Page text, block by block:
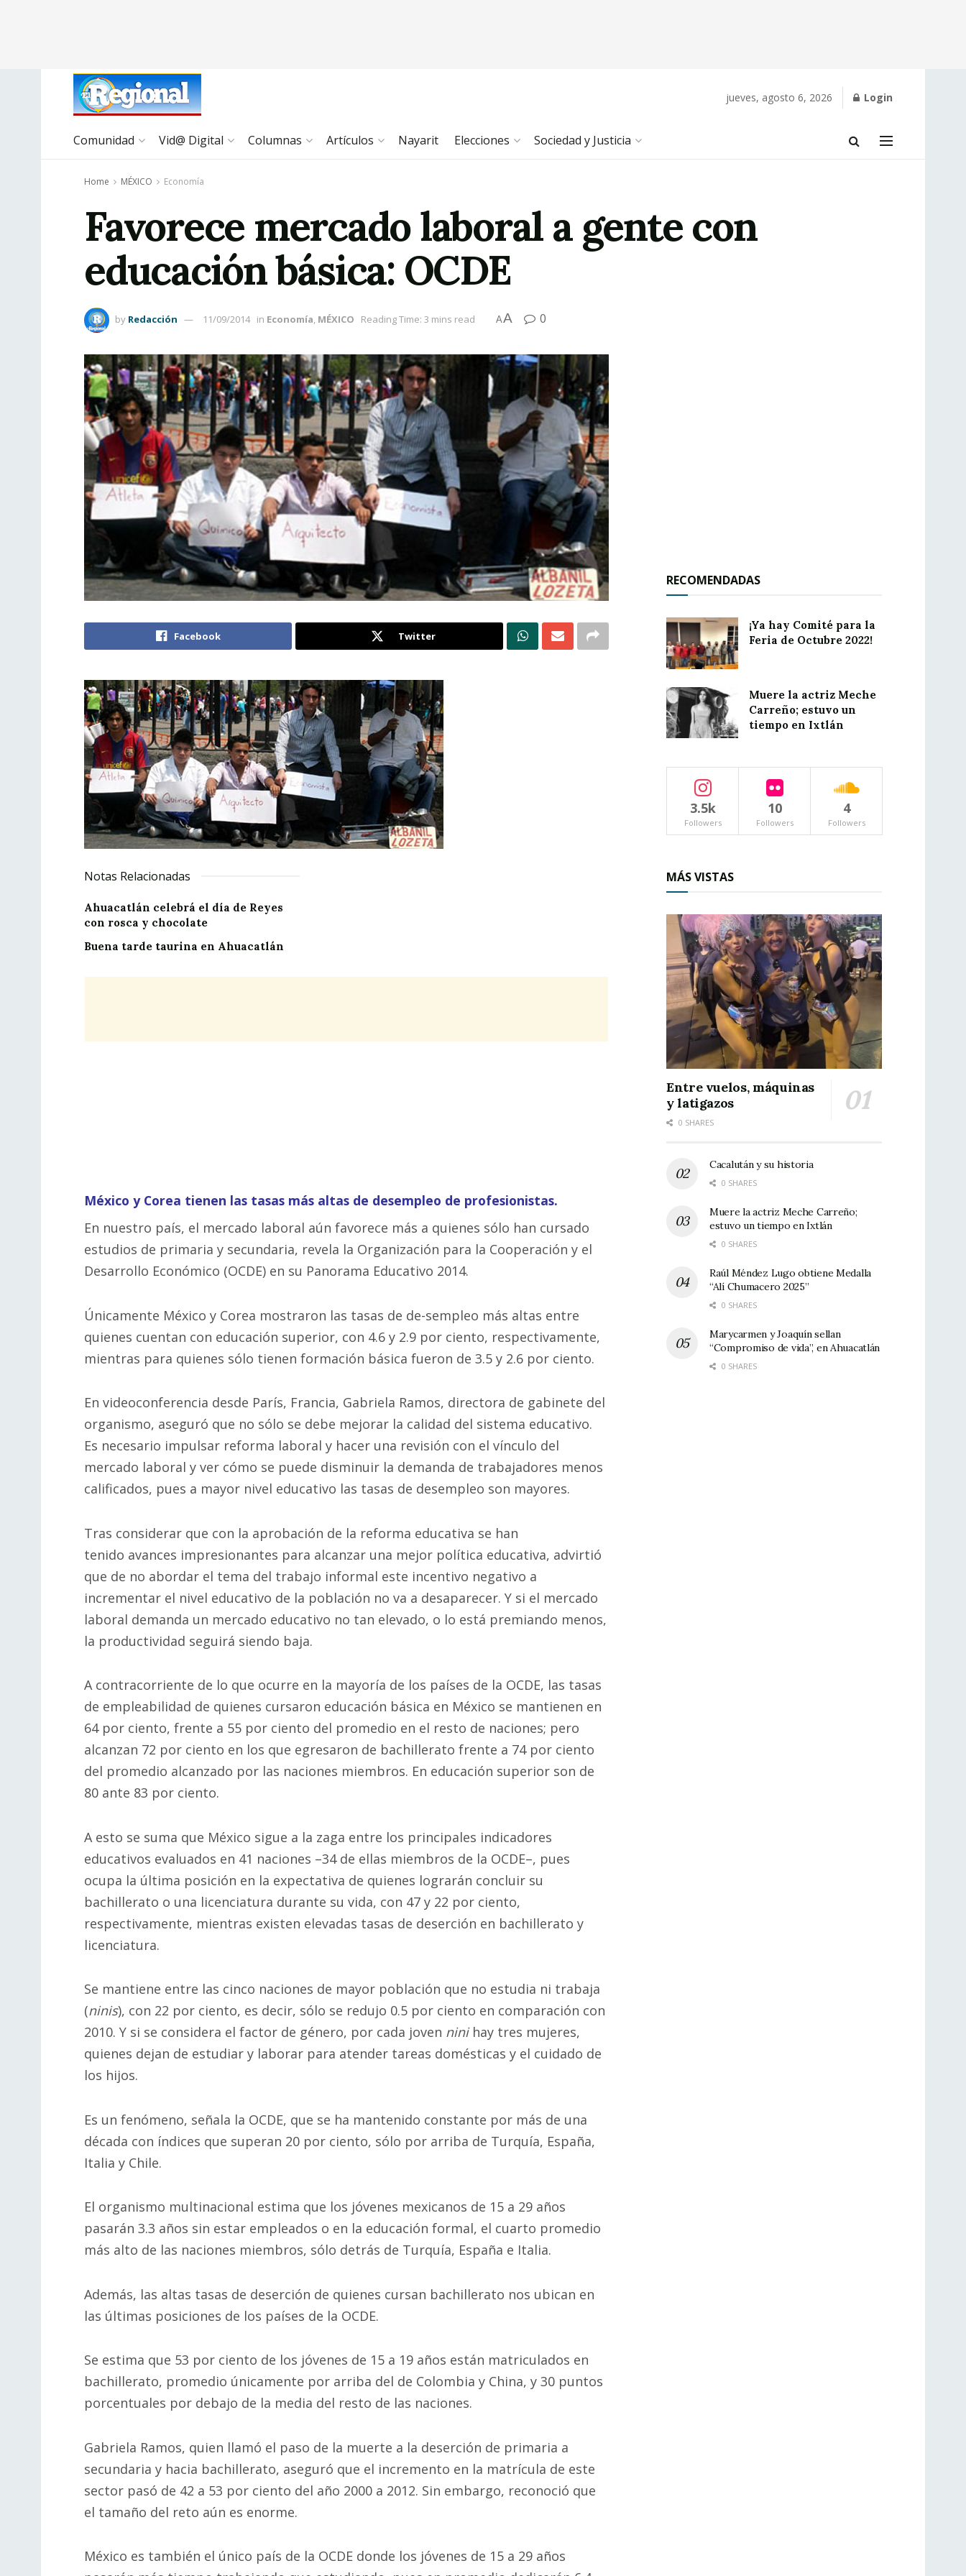
jueves, agosto 6, 2026 Login
Comunidad Vid@ Digital Columnas Artículos Nayarit Elecciones Sociedad y Justicia
Home MÉXICO Economía
Favorece mercado laboral a gente con
educación básica: OCDE
by Redacción 11/09/2014 in Economía, MÉXICO Reading Time: 3 mins read AA 0
Facebook Twitter
Notas Relacionadas
Ahuacatlán celebrá el día de Reyes
con rosca y chocolate
Buena tarde taurina en Ahuacatlán
México y Corea tienen las tasas más altas de desempleo de profesionistas.
En nuestro país, el mercado laboral aún favorece más a quienes sólo han cursado
estudios de primaria y secundaria, revela la Organización para la Cooperación y el
Desarrollo Económico (OCDE) en su Panorama Educativo 2014.
Únicamente México y Corea mostraron las tasas de de-sempleo más altas entre
quienes cuentan con educación superior, con 4.6 y 2.9 por ciento, respectivamente,
mientras para quienes sólo tienen formación básica fueron de 3.5 y 2.6 por ciento.
En videoconferencia desde París, Francia, Gabriela Ramos, directora de gabinete del
organismo, aseguró que no sólo se debe mejorar la calidad del sistema educativo.
Es necesario impulsar reforma laboral y hacer una revisión con el vínculo del
mercado laboral y ver cómo se puede disminuir la demanda de trabajadores menos
calificados, pues a mayor nivel educativo las tasas de desempleo son mayores.
Tras considerar que con la aprobación de la reforma educativa se han
tenido avances impresionantes para alcanzar una mejor política educativa, advirtió
que de no abordar el tema del trabajo informal este incentivo negativo a
incrementar el nivel educativo de la población no va a desaparecer. Y si el mercado
laboral demanda un mercado educativo no tan elevado, o lo está premiando menos,
la productividad seguirá siendo baja.
A contracorriente de lo que ocurre en la mayoría de los países de la OCDE, las tasas
de empleabilidad de quienes cursaron educación básica en México se mantienen en
64 por ciento, frente a 55 por ciento del promedio en el resto de naciones; pero
alcanzan 72 por ciento en los que egresaron de bachillerato frente a 74 por ciento
del promedio alcanzado por las naciones miembros. En educación superior son de
80 ante 83 por ciento.
A esto se suma que México sigue a la zaga entre los principales indicadores
educativos evaluados en 41 naciones –34 de ellas miembros de la OCDE–, pues
ocupa la última posición en la expectativa de quienes lograrán concluir su
bachillerato o una licenciatura durante su vida, con 47 y 22 por ciento,
respectivamente, mientras existen elevadas tasas de deserción en bachillerato y
licenciatura.
Se mantiene entre las cinco naciones de mayor población que no estudia ni trabaja
(ninis), con 22 por ciento, es decir, sólo se redujo 0.5 por ciento en comparación con
2010. Y si se considera el factor de género, por cada joven nini hay tres mujeres,
quienes dejan de estudiar y laborar para atender tareas domésticas y el cuidado de
los hijos.
Es un fenómeno, señala la OCDE, que se ha mantenido constante por más de una
década con índices que superan 20 por ciento, sólo por arriba de Turquía, España,
Italia y Chile.
El organismo multinacional estima que los jóvenes mexicanos de 15 a 29 años
pasarán 3.3 años sin estar empleados o en la educación formal, el cuarto promedio
más alto de las naciones miembros, sólo detrás de Turquía, España e Italia.
Además, las altas tasas de deserción de quienes cursan bachillerato nos ubican en
las últimas posiciones de los países de la OCDE.
Se estima que 53 por ciento de los jóvenes de 15 a 19 años están matriculados en
bachillerato, promedio únicamente por arriba del de Colombia y China, y 30 puntos
porcentuales por debajo de la media del resto de las naciones.
Gabriela Ramos, quien llamó el paso de la muerte a la deserción de primaria a
secundaria y hacia bachillerato, aseguró que el incremento en la matrícula de este
sector pasó de 42 a 53 por ciento del año 2000 a 2012. Sin embargo, reconoció que
el tamaño del reto aún es enorme.
México es también el único país de la OCDE donde los jóvenes de 15 a 29 años
RECOMENDADAS
¡Ya hay Comité para la
Feria de Octubre 2022!
Muere la actriz Meche
Carreño; estuvo un
tiempo en Ixtlán
3.5k
Followers
10
Followers
4
Followers
MÁS VISTAS
Entre vuelos, máquinas
y latigazos
0 SHARES
Cacalután y su historia
0 SHARES
Muere la actriz Meche Carreño;
estuvo un tiempo en Ixtlán
0 SHARES
Raúl Méndez Lugo obtiene Medalla
“Alí Chumacero 2025”
0 SHARES
Marycarmen y Joaquín sellan
“Compromiso de vida”, en Ahuacatlán
0 SHARES